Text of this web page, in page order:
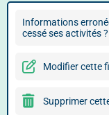
Informations
cessé ses activités ?
Modifier cette
Supprimer